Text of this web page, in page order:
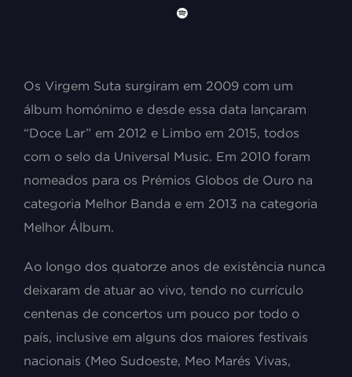
Os Virgem Suta surgiram em 2009 com um
álbum homónimo e desde essa data lançaram
“Doce Lar” em 2012 e Limbo em 2015, todos
com o selo da Universal Music. Em 2010 foram
nomeados para os Prémios Globos de Ouro na
categoria Melhor Banda e em 2013 na categoria
Melhor Álbum.
Ao longo dos quatorze anos de existência nunca
deixaram de atuar ao vivo, tendo no currículo
centenas de concertos um pouco por todo o
país, inclusive em alguns dos maiores festivais
nacionais (Meo Sudoeste, Meo Marés Vivas,